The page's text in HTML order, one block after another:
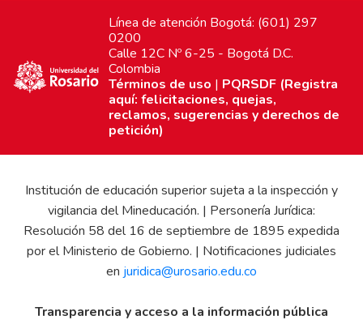
Línea de atención Bogotá: (601) 297
0200
Calle 12C Nº 6-25 - Bogotá D.C.
Colombia
Términos de uso | PQRSDF (Registra
aquí: felicitaciones, quejas,
reclamos, sugerencias y derechos de
petición)
Institución de educación superior sujeta a la inspección y
vigilancia del Mineducación. | Personería Jurídica:
Resolución 58 del 16 de septiembre de 1895 expedida
por el Ministerio de Gobierno. | Notificaciones judiciales
en juridica@urosario.edu.co
Transparencia y acceso a la información pública